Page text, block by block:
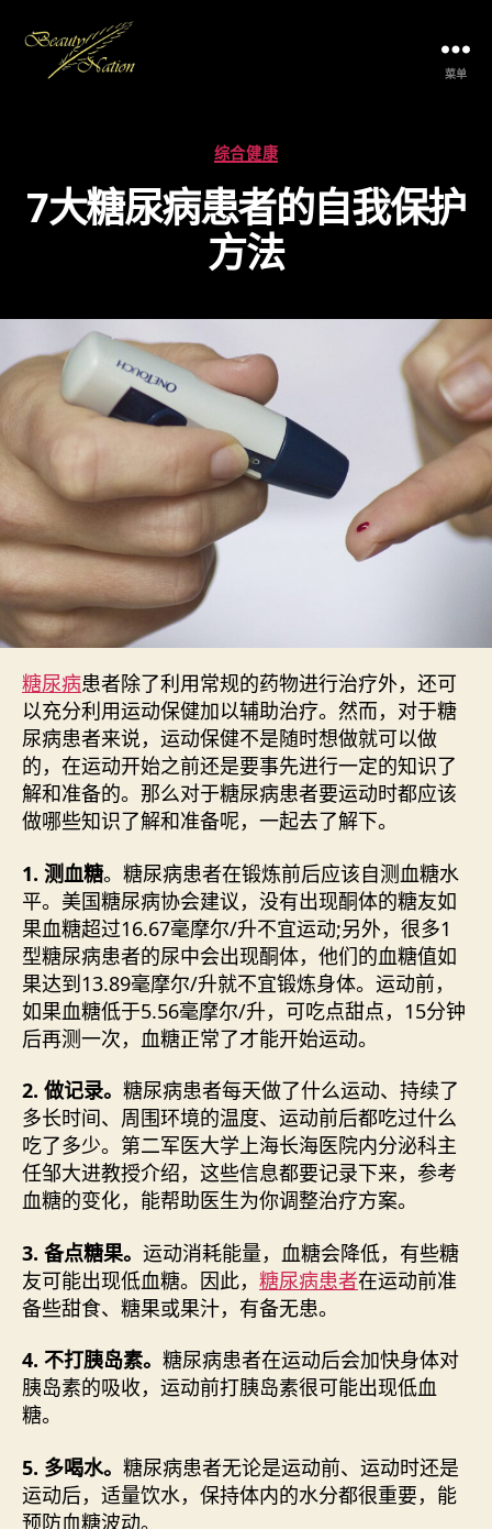
Ltd.
菜单
分
综合健康
7大糖尿病患者的自我保护
方法
糖尿病患者除了利用常规的药物进行治疗外，还可
以充分利用运动保健加以辅助治疗。然而，对于糖
尿病患者来说，运动保健不是随时想做就可以做
的，在运动开始之前还是要事先进行一定的知识了
解和准备的。那么对于糖尿病患者要运动时都应该
做哪些知识了解和准备呢，一起去了解下。
1. 测血糖。糖尿病患者在锻炼前后应该自测血糖水
平。美国糖尿病协会建议，没有出现酮体的糖友如
果血糖超过16.67毫摩尔/升不宜运动;另外，很多1
型糖尿病患者的尿中会出现酮体，他们的血糖值如
果达到13.89毫摩尔/升就不宜锻炼身体。运动前，
如果血糖低于5.56毫摩尔/升，可吃点甜点，15分钟
后再测一次，血糖正常了才能开始运动。
2. 做记录。 糖尿病患者每天做了什么运动、持续了
多长时间、周围环境的温度、运动前后都吃过什么
吃了多少。第二军医大学上海长海医院内分泌科主
任邹大进教授介绍，这些信息都要记录下来，参考
血糖的变化，能帮助医生为你调整治疗方案。
3. 备点糖果。 运动消耗能量，血糖会降低，有些糖
友可能出现低血糖。因此， 糖尿病患者在运动前准
备些甜食、糖果或果汁，有备无患。
4. 不打胰岛素。 糖尿病患者在运动后会加快身体对
胰岛素的吸收，运动前打胰岛素很可能出现低血
糖。
5. 多喝水。 糖尿病患者无论是运动前、运动时还是
运动后，适量饮水，保持体内的水分都很重要，能
预防血糖波动。